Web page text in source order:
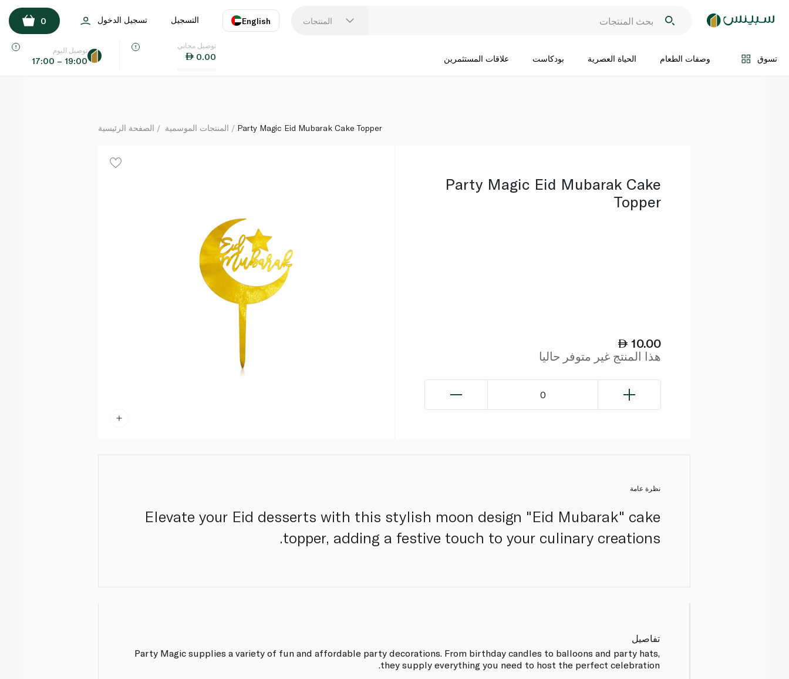
المنتجات English
اللغة
التسجيل تسجيل الدخول 0
تسوق وصفات الطعام الحياة العصرية بودكاست علاقات المستثمرين
توصيل مجاني
0.00
توصيل اليوم
17:00 – 19:00
اضف الى السلة
الصفحة الرئيسية المنتجات الموسمية Party Magic Eid Mubarak Cake Topper
Party Magic Eid Mubarak Cake
Topper
10.00
هذا المنتج غير متوفر حاليا
0
نظرة عامة
Elevate your Eid desserts with this stylish moon design "Eid Mubarak" cake
topper, adding a festive touch to your culinary creations.
تفاصيل
Party Magic supplies a variety of fun and affordable party decorations. From birthday candles to balloons and party hats,
they supply everything you need to host the perfect celebration.